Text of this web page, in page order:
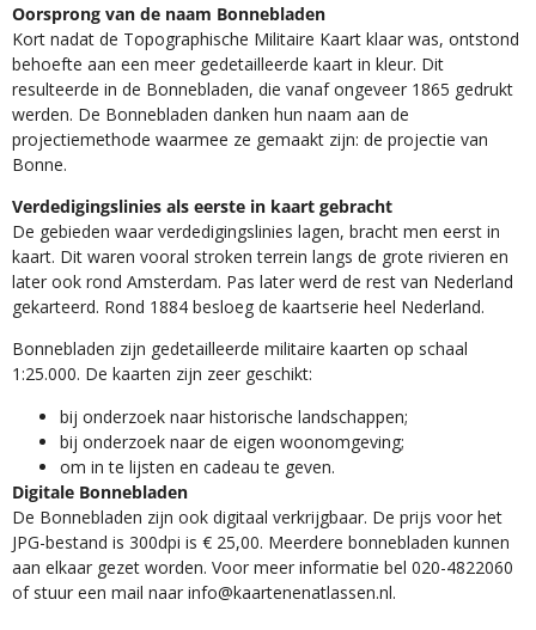
Oorsprong van de naam Bonnebladen
Kort nadat de Topographische Militaire Kaart klaar was, ontstond
behoefte aan een meer gedetailleerde kaart in kleur. Dit
resulteerde in de Bonnebladen, die vanaf ongeveer 1865 gedrukt
werden. De Bonnebladen danken hun naam aan de
projectiemethode waarmee ze gemaakt zijn: de projectie van
Bonne.
Verdedigingslinies als eerste in kaart gebracht
De gebieden waar verdedigingslinies lagen, bracht men eerst in
kaart. Dit waren vooral stroken terrein langs de grote rivieren en
later ook rond Amsterdam. Pas later werd de rest van Nederland
gekarteerd. Rond 1884 besloeg de kaartserie heel Nederland.
Bonnebladen zijn gedetailleerde militaire kaarten op schaal
1:25.000. De kaarten zijn zeer geschikt:​
​bij onderzoek naar historische landschappen;
bij onderzoek naar de eigen woonomgeving;
om in te lijsten en cadeau te geven.
Digitale Bonnebladen
De Bonnebladen zijn ook digitaal verkrijgbaar. De prijs voor het
JPG-bestand is 300dpi is € 25,00. Meerdere bonnebladen kunnen
aan elkaar gezet worden. Voor meer informatie bel 020-4822060
of stuur een mail naar info@kaartenenatlassen.nl.